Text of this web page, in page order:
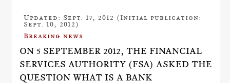
Updated: Sept. 17, 2012 (Initial publication:
Sept. 10, 2012)
Breaking news
ON 5 SEPTEMBER 2012, THE FINANCIAL
SERVICES AUTHORITY (FSA) ASKED THE
QUESTION WHAT IS A BANK